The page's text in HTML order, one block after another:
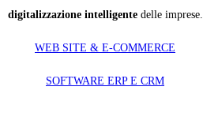
digitalizzazione intelligente delle imprese.
WEB SITE & E-COMMERCE
SOFTWARE ERP E CRM